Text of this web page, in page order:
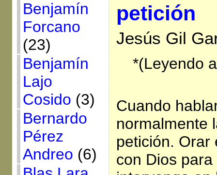
Benjamín
Forcano
(23)
Benjamín
Lajo
Cosido (3)
Bernardo
Pérez
Andreo (6)
petición
Jesús Gil
*(Leyendo
Cuando
normalmente
petición. Orar
con Dios